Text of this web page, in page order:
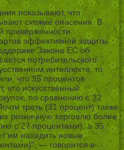
показывают, что
схожие опасения. В
приверженности
эффективной защиты
Закона ЕС об
потребительского
интеллекте, то
что 35 процентов
что искусственный
по сравнению с 32
треть (31 процент) также
розничную торговлю более
с 27 процентами), а 35
им находить новые
— говорится в